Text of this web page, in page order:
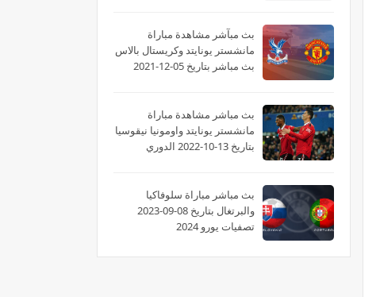
بث مبآشر مشاهدة مباراة
مانشستر يونايتد وكريستال بالاس
بث مباشر بتاريخ 05-12-2021
بث مباشر مشاهدة مباراة
مانشستر يونايتد واومونيا نيقوسيا
بتاريخ 13-10-2022 الدوري
بث مباشر مباراة سلوفاكيا
والبرتغال بتاريخ 08-09-2023
تصفيات يورو 2024